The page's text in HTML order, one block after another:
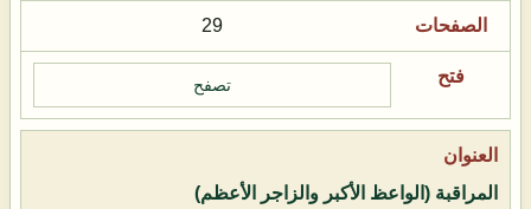
29
تصفح
المراقبة (الواعظ الأكبر والزاجر الأعظم)